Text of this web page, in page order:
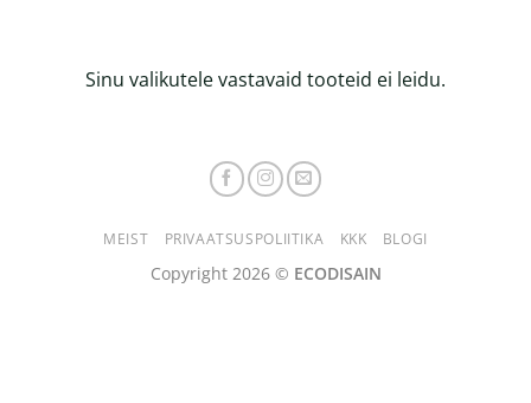
Sinu valikutele vastavaid tooteid ei leidu.
MEIST PRIVAATSUSPOLIITIKA KKK BLOGI
Copyright 2026 © ECODISAIN